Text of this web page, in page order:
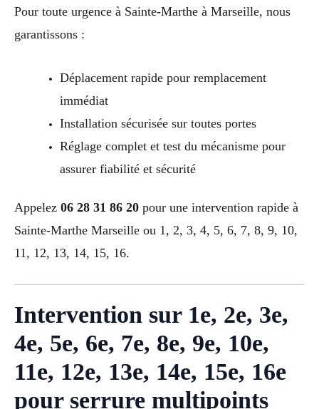
Pour toute urgence à Sainte-Marthe à Marseille, nous
garantissons :
Déplacement rapide pour remplacement
immédiat
Installation sécurisée sur toutes portes
Réglage complet et test du mécanisme pour
assurer fiabilité et sécurité
Appelez 06 28 31 86 20 pour une intervention rapide à
Sainte-Marthe Marseille ou 1, 2, 3, 4, 5, 6, 7, 8, 9, 10,
11, 12, 13, 14, 15, 16.
Intervention sur 1e, 2e, 3e,
4e, 5e, 6e, 7e, 8e, 9e, 10e,
11e, 12e, 13e, 14e, 15e, 16e
pour serrure multipoints